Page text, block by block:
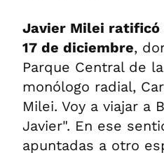
Javier Milei ratificó
17 de diciembre,
Parque Central de
monólogo radial,
Milei. Voy a viajar a
Javier". En ese
apuntadas a otro